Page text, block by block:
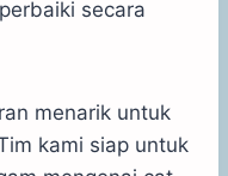
secara
menarik untuk
kami siap untuk